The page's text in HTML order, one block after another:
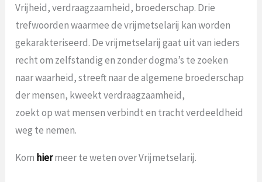
Vrijheid, verdraagzaamheid, broederschap. Drie
trefwoorden waarmee de vrijmetselarij kan worden
gekarakteriseerd. De vrijmetselarij gaat uit van ieders
recht om zelfstandig en zonder dogma’s te zoeken
naar waarheid, streeft naar de algemene broederschap
der mensen, kweekt verdraagzaamheid,
zoekt op wat mensen verbindt en tracht verdeeldheid
weg te nemen.
Kom hiermeer te weten over Vrijmetselarij.